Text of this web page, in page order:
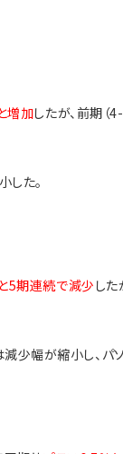
増加したが、前期
した。
5期連続で減少 し
少幅が縮小し、パ